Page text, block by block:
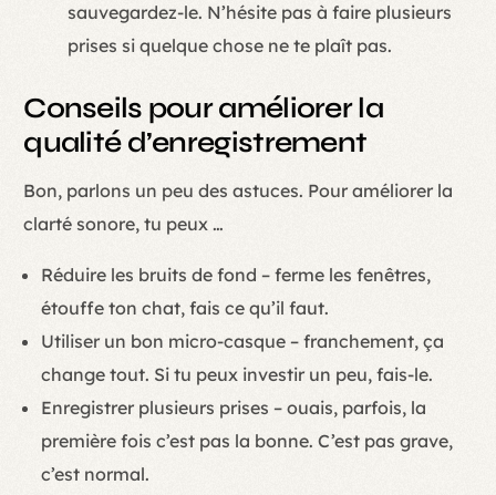
sauvegardez-le. N’hésite pas à faire plusieurs
prises si quelque chose ne te plaît pas.
Conseils pour améliorer la
qualité d’enregistrement
Bon, parlons un peu des astuces. Pour améliorer la
clarté sonore, tu peux …
Réduire les bruits de fond – ferme les fenêtres,
étouffe ton chat, fais ce qu’il faut.
Utiliser un bon micro-casque – franchement, ça
change tout. Si tu peux investir un peu, fais-le.
Enregistrer plusieurs prises – ouais, parfois, la
première fois c’est pas la bonne. C’est pas grave,
c’est normal.